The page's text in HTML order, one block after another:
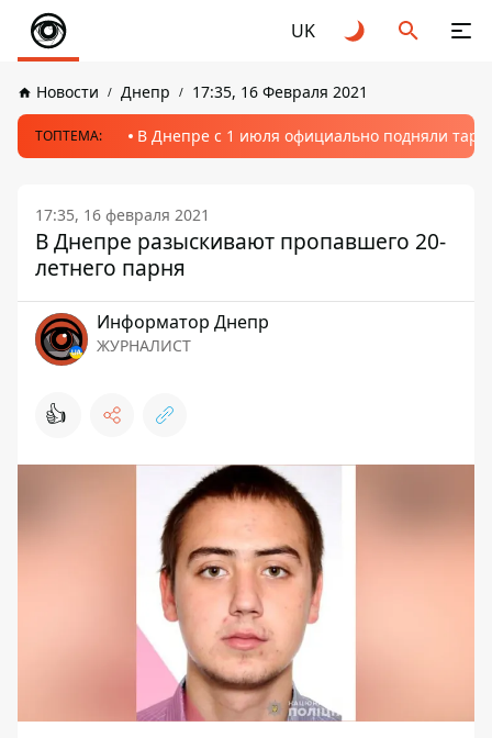
UK
Новости Днепр 17:35, 16 Февраля 2021
ТОПТЕМА: В Днепре с 1 июля официально подняли
17:35, 16 февраля 2021
В Днепре разыскивают пропавшего 20-
летнего парня
Информатор Днепр
ЖУРНАЛИСТ
👍